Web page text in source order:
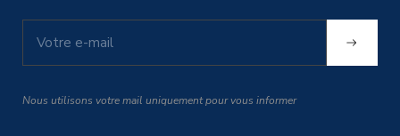
Nous utilisons votre mail uniquement pour vous informer